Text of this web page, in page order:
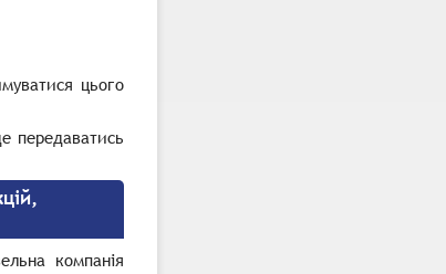
цього
передаватись
компанія